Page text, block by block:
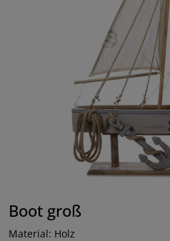
Boot groß
Material: Holz